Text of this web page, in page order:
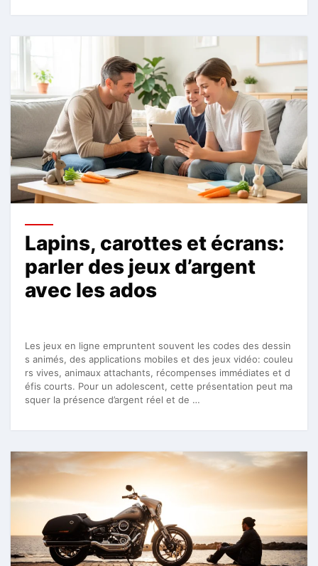
Lapins, carottes et écrans:
parler des jeux d’argent
avec les ados
Les jeux en ligne empruntent souvent les codes des dessin
s animés, des applications mobiles et des jeux vidéo: couleu
rs vives, animaux attachants, récompenses immédiates et d
éfis courts. Pour un adolescent, cette présentation peut ma
squer la présence d’argent réel et de …